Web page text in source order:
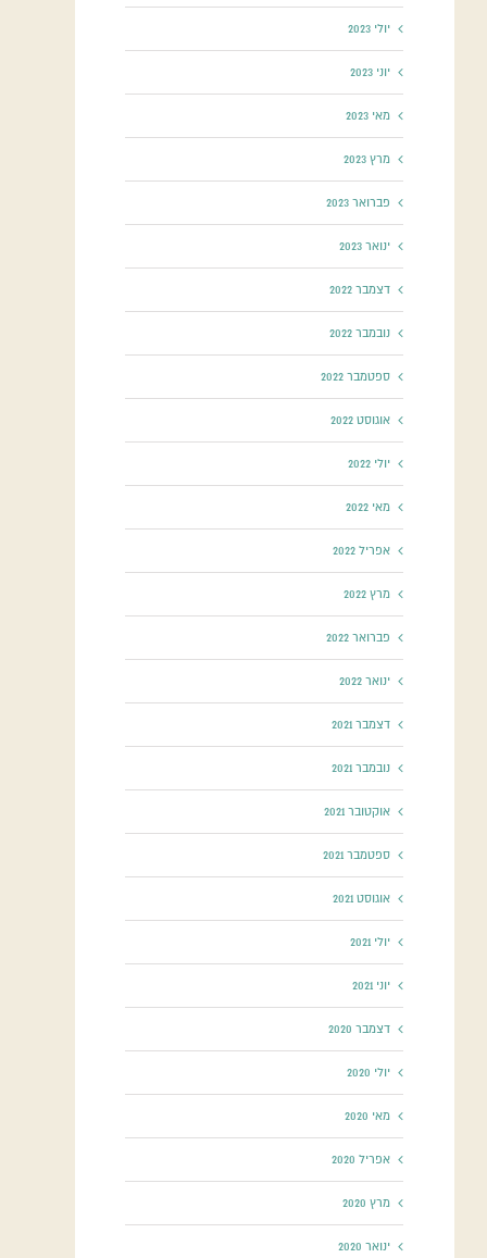
יולי 2023
יוני 2023
מאי 2023
מרץ 2023
פברואר 2023
ינואר 2023
דצמבר 2022
נובמבר 2022
ספטמבר 2022
אוגוסט 2022
יולי 2022
מאי 2022
אפריל 2022
מרץ 2022
פברואר 2022
ינואר 2022
דצמבר 2021
נובמבר 2021
אוקטובר 2021
ספטמבר 2021
אוגוסט 2021
יולי 2021
יוני 2021
דצמבר 2020
יולי 2020
מאי 2020
אפריל 2020
מרץ 2020
ינואר 2020